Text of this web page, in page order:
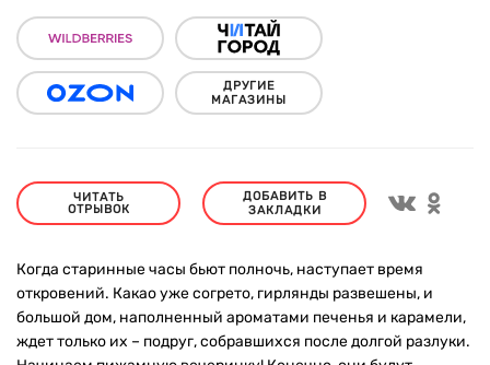
ДРУГИЕ
МАГАЗИНЫ
ЧИТАТЬ
ОТРЫВОК
ДОБАВИТЬ В
ЗАКЛАДКИ
Когда старинные часы бьют полночь, наступает время
откровений. Какао уже согрето, гирлянды развешены, и
большой дом, наполненный ароматами печенья и карамели,
ждет только их – подруг, собравшихся после долгой разлуки.